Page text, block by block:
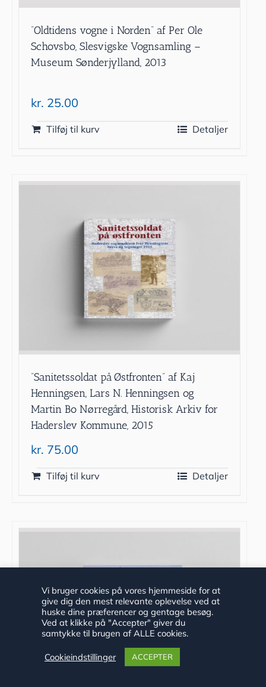
”Oldtidens vogne i Norden” af Per Ole
Schovsbo, Slesvigske Vognsamling –
Museum Sønderjylland, 2013
kr. 25.00
Tilføj til kurv Detaljer
”Sanitetssoldat på Østfronten” af Kaj
Henningsen, Lars N. Henningsen og
Martin Bo Nørregård, Historisk Arkiv for
Haderslev Kommune, 2015
kr. 75.00
Tilføj til kurv Detaljer
Vi bruger cookies på vores hjemmeside for at
give dig den mest relevante oplevelse ved at
huske dine præferencer og gentage besøg.
Ved at klikke på "Accepter" giver du
samtykke til brugen af ALLE cookies.
Cookieindstillinger ACCEPTER